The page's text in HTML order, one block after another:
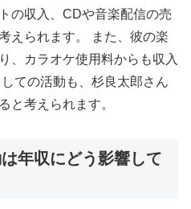
の収入、CDや音楽配信の売
えられます。 また、彼の楽
、カラオケ使用料からも収入
ての活動も、杉良太郎さん
と考えられます。
年収にどう影響して